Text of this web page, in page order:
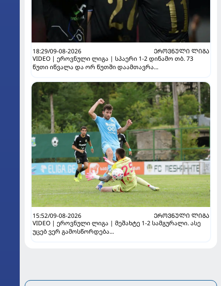
18:29/09-08-2026
ᲔᲠᲝᲕᲜᲣᲚᲘ ᲚᲘᲒᲐ
VIDEO | ეროვნული ლიგა | სპაერი 1-2 დინამო თბ. 73
წუთი იწვალა და ორ წუთში დაამთავრა...
15:52/09-08-2026
ᲔᲠᲝᲕᲜᲣᲚᲘ ᲚᲘᲒᲐ
VIDEO | ეროვნული ლიგა | მეშახტე 1-2 სამგურალი. ასე
უცებ ვერ გამოსწორდება...